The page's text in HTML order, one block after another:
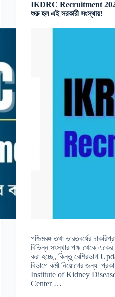
IKDRC Recruitment 2023:
শুরু হল এই সরকারী সংস্থায়!
পশ্চিমবঙ্গ তথা ভারতবর্ষের
বিভিন্ন সংস্থার পক্ষ থেকে
করা হচ্ছে, কিন্তু বেশিরভাগ
বিভাগে কর্মী নিয়োগের জন্য
Institute of Kidney
Center …